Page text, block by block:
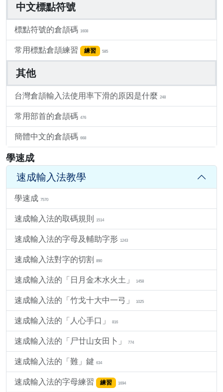
中文標點符號
標點符號的倉頡碼 1608
常用標點倉頡練習 練習 585
其他
台灣倉頡輸入法使用率下滑的原因是什麼 248
常用部首的倉頡碼 476
簡體中文的倉頡碼 668
學速成
速成輸入法教學
學速成 7570
速成輸入法的取碼規則 1514
速成輸入法的字母及輔助字形 1243
速成輸入法對字的切割 890
速成輸入法的「日月金木水火土」 1458
速成輸入法的「竹戈十大中一弓」 1025
速成輸入法的「人心手口」 816
速成輸入法的「尸廿山女田卜」 774
速成輸入法的「難」鍵 634
速成輸入法的字母練習 練習 1694